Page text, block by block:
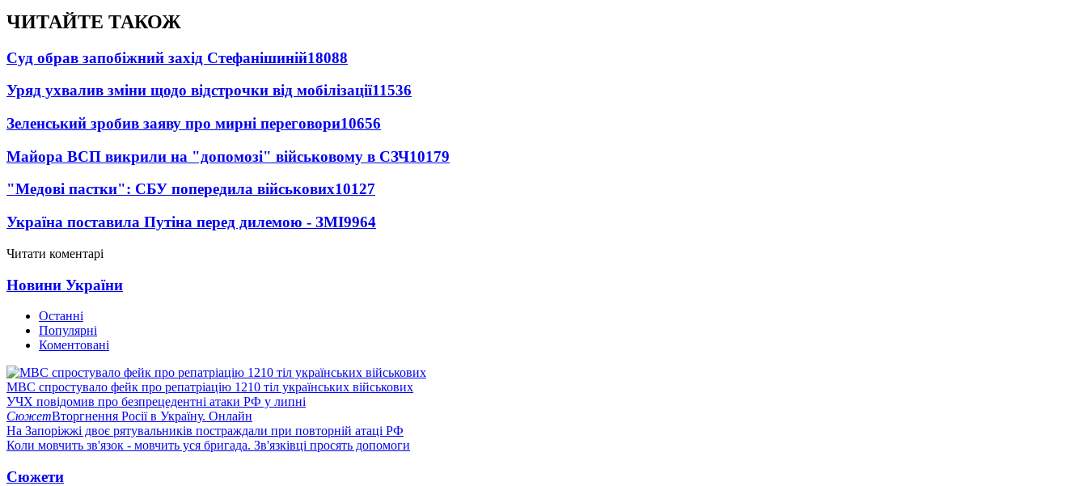
ЧИТАЙТЕ ТАКОЖ
Суд обрав запобіжний захід Стефанішиній18088
Уряд ухвалив зміни щодо відстрочки від мобілізації11536
Зеленський зробив заяву про мирні переговори10656
Майора ВСП викрили на "допомозі" військовому в СЗЧ10179
"Медові пастки": СБУ попередила військових10127
Україна поставила Путіна перед дилемою - ЗМІ9964
Читати коментарі
Новини України
Останні
Популярні
Коментовані
МВС спростувало фейк про репатріацію 1210 тіл українських військових
УЧХ повідомив про безпрецедентні атаки РФ у липні
СюжетВторгнення Росії в Україну. Онлайн
На Запоріжжі двоє рятувальників постраждали при повторній атаці РФ
Коли мовчить зв'язок - мовчить уся бригада. Зв'язківці просять допомоги
Сюжети